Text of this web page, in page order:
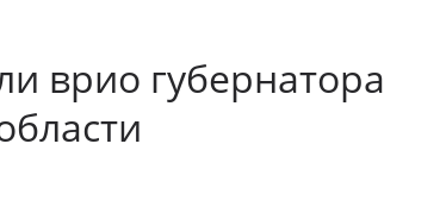
врио губернатора